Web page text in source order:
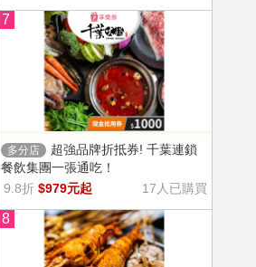
7
多分店
超強品牌折抵券! 千葉連鎖
餐飲集團一張通吃！
9.8折 $979元起 17人已購買
8